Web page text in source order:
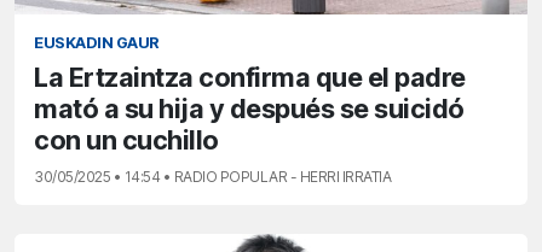
EUSKADIN GAUR
La Ertzaintza confirma que el padre
mató a su hija y después se suicidó
con un cuchillo
30/05/2025 • 14:54 • RADIO POPULAR - HERRI IRRATIA